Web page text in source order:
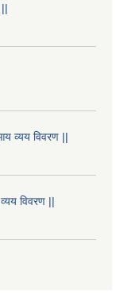
व्यय विवरण ||
विवरण ||